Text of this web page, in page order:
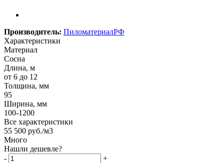
Производитель: ПиломатериалРФ
Характеристики
Материал
Сосна
Длина, м
от 6 до 12
Толщина, мм
95
Ширина, мм
100-1200
Все характеристики
55 500 руб./м3
Много
Нашли дешевле?
-
+